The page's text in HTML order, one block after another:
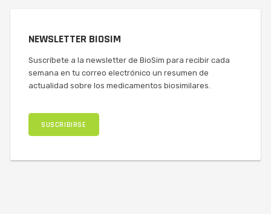
NEWSLETTER BIOSIM
Suscríbete a la newsletter de BioSim para recibir cada
semana en tu correo electrónico un resumen de
actualidad sobre los medicamentos biosimilares.
SUSCRIBIRSE